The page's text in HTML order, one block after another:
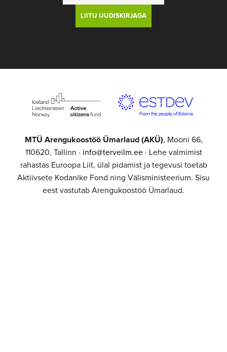
MTÜ Arengukoostöö Ümarlaud (AKÜ), Mooni 66,
110620, Tallinn · info@terveilm.ee· Lehe valmimist
rahastas Euroopa Liit, ülal pidamist ja tegevusi toetab
Aktiivsete Kodanike Fond ning Välisministeerium. Sisu
eest vastutab Arengukoostöö Ümarlaud.